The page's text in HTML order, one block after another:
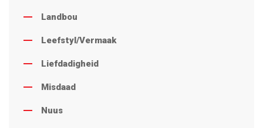
Landbou
Leefstyl/Vermaak
Liefdadigheid
Misdaad
Nuus